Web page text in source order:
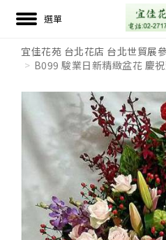
宜佳花苑 台北花店 台北世貿展
B099 駿業日新精緻盆花 慶